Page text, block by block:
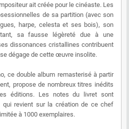
ait créée pour le cinéaste. Les
de sa partition (avec son
harpe, celesta et ses bois), son
sa fausse légèreté due à une
dissonances cristallines contribuent
dégage de cette œuvre insolite.
ce double album remasterisé à partir
propose de nombreux titres inédits
éditions. Les notes du livret sont
qui revient sur la création de ce chef
à 1000 exemplaires.